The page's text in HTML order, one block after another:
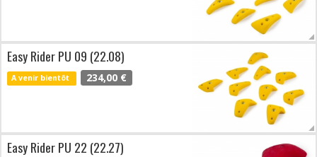
Easy Rider PU 09 (22.08)
A venir bientôt 234,00 €
Easy Rider PU 22 (22.27)